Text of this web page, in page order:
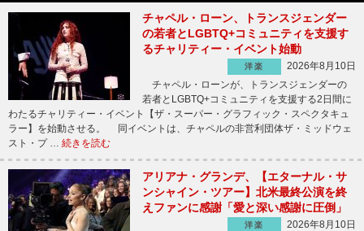
チャペル・ローン、トランスジェンダー
の若者とLGBTQ+コミュニティを支援す
るチャリティー・イベント始動
洋楽
2026年8月10日
チャペル・ローンが、トランスジェンダーの
若者とLGBTQ+コミュニティを支援する2日間に
わたるチャリティー・イベント【ザ・スーパー・グラフィック・スペクタキュ
ラー】を始動させる。 同イベントは、チャペルの非営利団体ザ・ミッドウェ
スト・プ … 続きを読む
アリアナ・グランデ、【エターナル・サ
ンシャイン・ツアー】北米最終公演を終
えファンに感謝「愛と深い感謝に圧倒」
洋楽
2026年8月10日